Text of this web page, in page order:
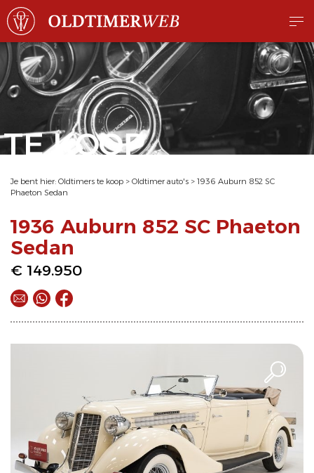
TE KOOP
Je bent hier: Oldtimers te koop > Oldtimer auto's > 1936 Auburn 852 SC
Phaeton Sedan
1936 Auburn 852 SC Phaeton
Sedan
€ 149.950